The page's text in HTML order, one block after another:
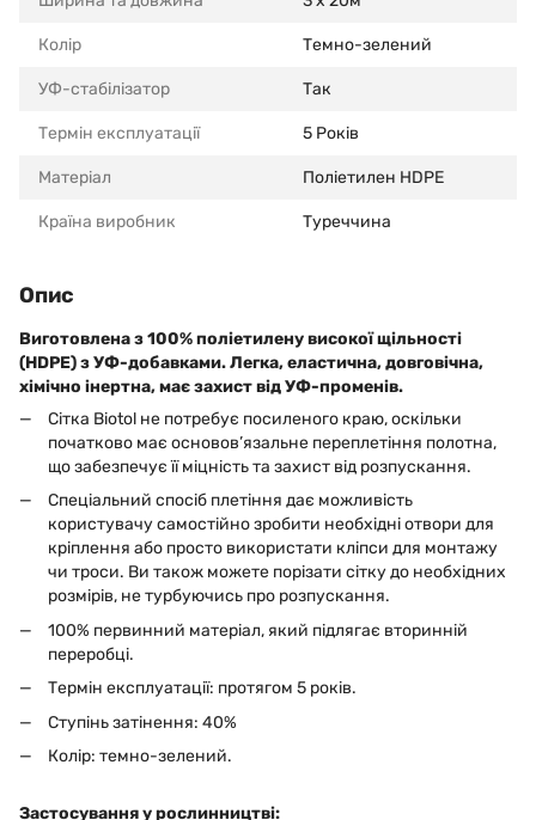
Колір Темно-зелений
УФ-стабілізатор Так
Термін експлуатації 5 Років
Матеріал Поліетилен HDPE
Країна виробник Туреччина
Опис
Виготовлена з 100% поліетилену високої щільності
(HDPE) з УФ-добавками. Легка, еластична, довговічна,
хімічно інертна, має захист від УФ-променів.
Сітка Biotol не потребує посиленого краю, оскільки
початково має основов’язальне переплетіння полотна,
що забезпечує її міцність та захист від розпускання.
Спеціальний спосіб плетіння дає можливість
користувачу самостійно зробити необхідні отвори для
кріплення або просто використати кліпси для монтажу
чи троси. Ви також можете порізати сітку до необхідних
розмірів, не турбуючись про розпускання.
100% первинний матеріал, який підлягає вторинній
переробці.
Термін експлуатації: протягом 5 років.
Ступінь затінення: 40%
Колір: темно-зелений.
Застосування у рослинництві: